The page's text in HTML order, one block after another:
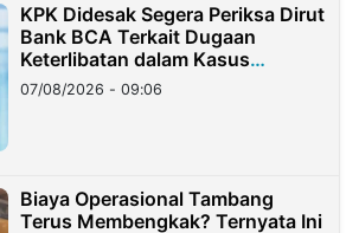
KPK Didesak Segera Periksa Dirut
Bank BCA Terkait Dugaan
Keterlibatan dalam Kasus
Hilangnya Dana Nasabah Rp2,58
Miliar
07/08/2026 - 09:06
Biaya Operasional Tambang
Terus Membengkak? Ternyata Ini